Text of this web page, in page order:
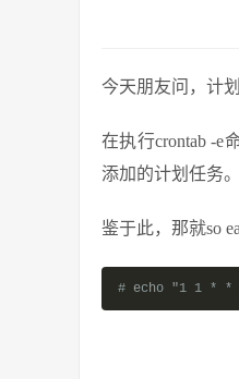
今天朋友问，计
在执行crontab -e
添加的计划任务。
鉴于此，那就so
# echo "1 1 * *